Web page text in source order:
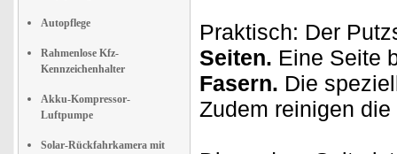
Autopflege
Rahmenlose Kfz-
Kennzeichenhalter
Akku-Kompressor-
Luftpumpe
Solar-Rückfahrkamera mit
Praktisch: Der
Seiten. Eine Seite
Fasern. Die
Zudem reinigen